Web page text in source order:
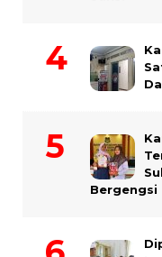
Bergengsi